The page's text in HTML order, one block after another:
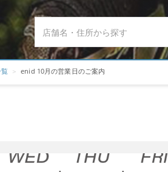
enid 10月の営業日のご案内